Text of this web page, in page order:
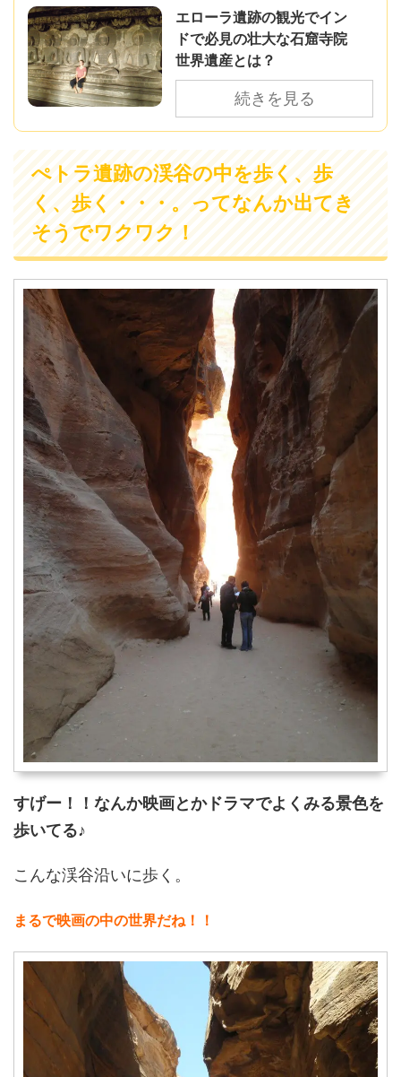
エローラ遺跡の観光でイン
ドで必見の壮大な石窟寺院
世界遺産とは？
続きを見る
ぺトラ遺跡の渓谷の中を歩く、歩
く、歩く・・・。ってなんか出てき
そうでワクワク！
すげー！！なんか映画とかドラマでよくみる景色を
歩いてる♪
こんな渓谷沿いに歩く。
まるで映画の中の世界だね！！